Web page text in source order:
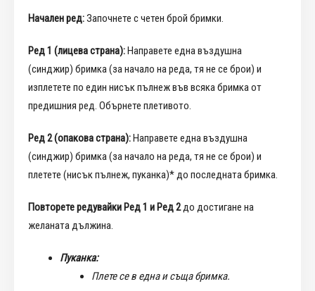
Начален ред:Започнете с четен брой бримки.
Ред 1 (лицева страна):Направете една въздушна
(синджир) бримка (за начало на реда, тя не се брои) и
изплетете по един нисък пълнеж във всяка бримка от
предишния ред. Обърнете плетивото.
Ред 2 (опакова страна):Направете една въздушна
(синджир) бримка (за начало на реда, тя не се брои) и
плетете (нисък пълнеж, пуканка)* до последната бримка.
Повторете редувайки Ред 1 и Ред 2до достигане на
желаната дължина.
Пуканка:
Плете се в една и съща бримка.